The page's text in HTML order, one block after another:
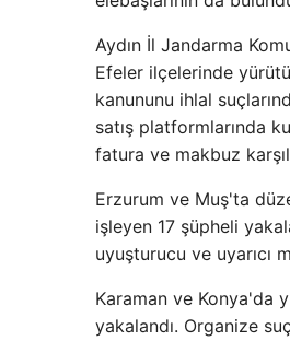
Aydın İl Jandarma
Efeler ilçelerinde
kanununu ihlal
satış platformlarında
fatura ve makbuz
Erzurum ve Muş'ta
işleyen 17 şüpheli
uyuşturucu ve uyarıcı
Karaman ve Konya'da
yakalandı. Organize